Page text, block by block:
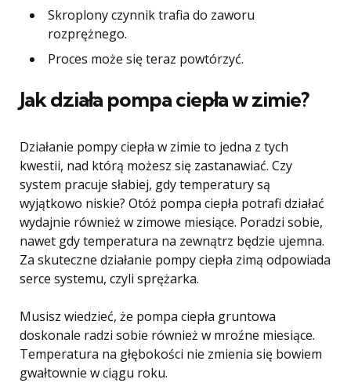
Skroplony czynnik trafia do zaworu
rozprężnego.
Proces może się teraz powtórzyć.
Jak działa pompa ciepła w zimie?
Działanie pompy ciepła w zimie to jedna z tych
kwestii, nad którą możesz się zastanawiać. Czy
system pracuje słabiej, gdy temperatury są
wyjątkowo niskie? Otóż pompa ciepła potrafi działać
wydajnie również w zimowe miesiące. Poradzi sobie,
nawet gdy temperatura na zewnątrz będzie ujemna.
Za skuteczne działanie pompy ciepła zimą odpowiada
serce systemu, czyli sprężarka.
Musisz wiedzieć, że pompa ciepła gruntowa
doskonale radzi sobie również w mroźne miesiące.
Temperatura na głębokości nie zmienia się bowiem
gwałtownie w ciągu roku.